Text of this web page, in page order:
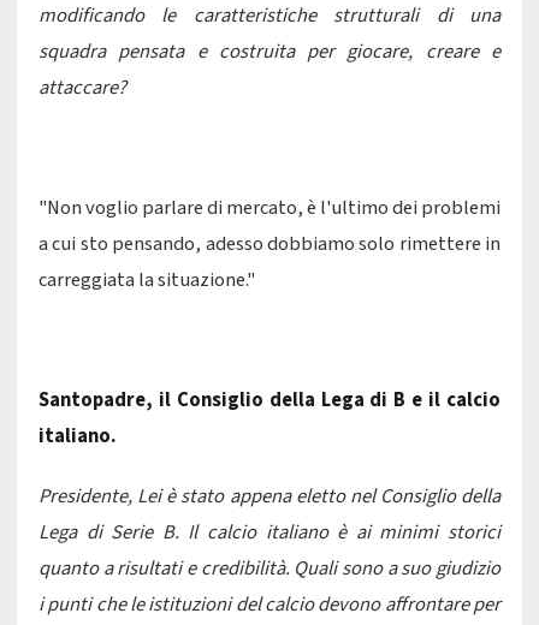
modificando le caratteristiche strutturali di una
squadra pensata e costruita per giocare, creare e
attaccare?
"Non voglio parlare di mercato, è l'ultimo dei problemi
a cui sto pensando, adesso dobbiamo solo rimettere in
carreggiata la situazione."
Santopadre, il Consiglio della Lega di B e il calcio
italiano.
Presidente, Lei è stato appena eletto nel Consiglio della
Lega di Serie B. Il calcio italiano è ai minimi storici
quanto a risultati e credibilità. Quali sono a suo giudizio
i punti che le istituzioni del calcio devono affrontare per